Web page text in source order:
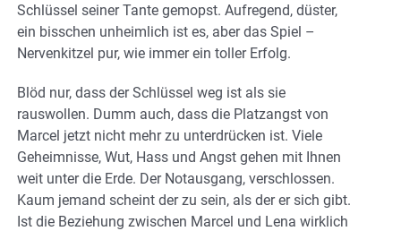
Schlüssel seiner Tante gemopst. Aufregend, düster,
ein bisschen unheimlich ist es, aber das Spiel –
Nervenkitzel pur, wie immer ein toller Erfolg.
Blöd nur, dass der Schlüssel weg ist als sie
rauswollen. Dumm auch, dass die Platzangst von
Marcel jetzt nicht mehr zu unterdrücken ist. Viele
Geheimnisse, Wut, Hass und Angst gehen mit Ihnen
weit unter die Erde. Der Notausgang, verschlossen.
Kaum jemand scheint der zu sein, als der er sich gibt.
Ist die Beziehung zwischen Marcel und Lena wirklich